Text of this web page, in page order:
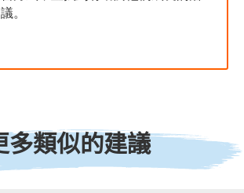
。
多類似的建議